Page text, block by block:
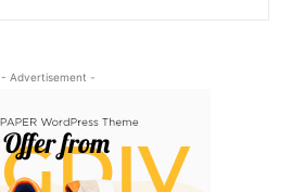
- Advertisement -